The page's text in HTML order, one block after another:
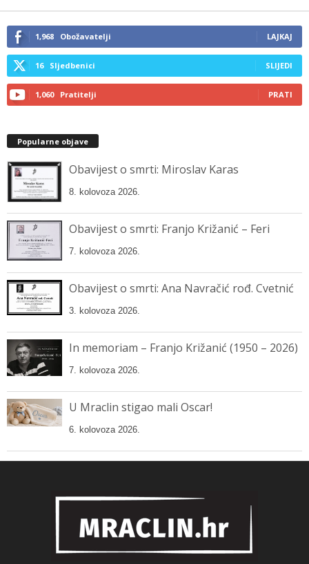
email…
1,968 Obožavatelji LAJKAJ
16 Sljedbenici SLIJEDI
1,060 Pratitelji PRATI
Popularne objave
Obavijest o smrti: Miroslav Karas
8. kolovoza 2026.
Obavijest o smrti: Franjo Križanić – Feri
7. kolovoza 2026.
Obavijest o smrti: Ana Navračić rođ. Cvetnić
3. kolovoza 2026.
In memoriam – Franjo Križanić (1950 – 2026)
7. kolovoza 2026.
U Mraclin stigao mali Oscar!
6. kolovoza 2026.